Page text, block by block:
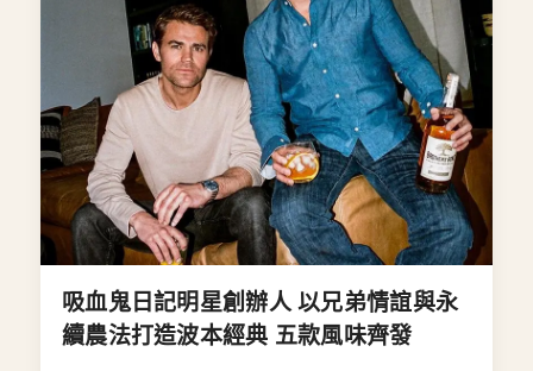
吸血鬼日記明星創辦人 以兄弟情誼與永
續農法打造波本經典 五款風味齊發